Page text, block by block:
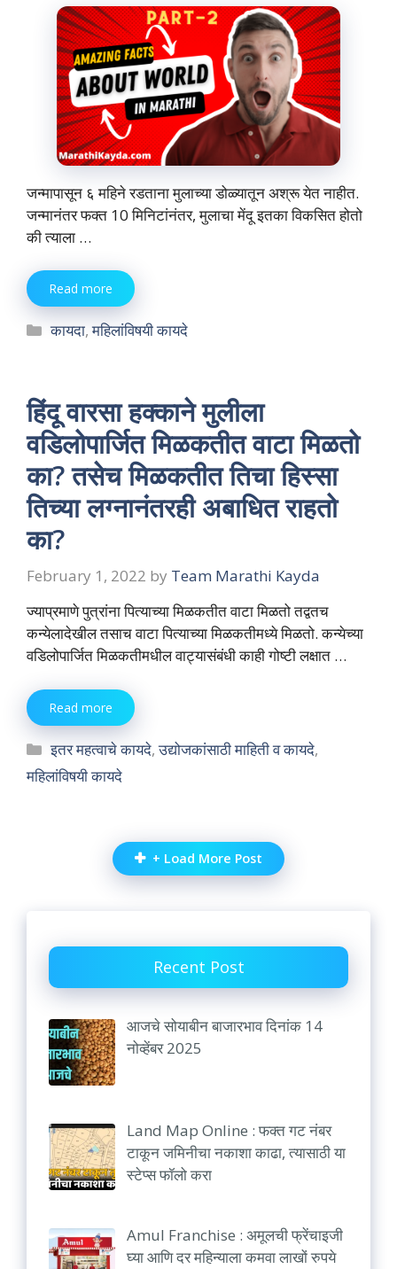
जन्मापासून ६ महिने रडताना मुलाच्या डोळ्यातून अश्रू येत नाहीत.
जन्मानंतर फक्त 10 मिनिटांनंतर, मुलाचा मेंदू इतका विकसित होतो
की त्याला …
Read more
Categories
कायदा,महिलांविषयी कायदे
हिंदू वारसा हक्काने मुलीला
वडिलोपार्जित मिळकतीत वाटा मिळतो
का? तसेच मिळकतीत तिचा हिस्सा
तिच्या लग्नानंतरही अबाधित राहतो
का?
February 1, 2022 by Team Marathi Kayda
ज्याप्रमाणे पुत्रांना पित्याच्या मिळकतीत वाटा मिळतो तद्वतच
कन्येलादेखील तसाच वाटा पित्याच्या मिळकतीमध्ये मिळतो. कन्येच्या
वडिलोपार्जित मिळकतीमधील वाट्यासंबंधी काही गोष्टी लक्षात …
Read more
Categories
इतर महत्वाचे कायदे,उद्योजकांसाठी माहिती व कायदे,
महिलांविषयी कायदे
+ Load More Post
Recent Post
आजचे सोयाबीन बाजारभाव दिनांक 14
नोव्हेंबर 2025
Land Map Online : फक्त गट नंबर
टाकून जमिनीचा नकाशा काढा, त्यासाठी या
स्टेप्स फॉलो करा
Amul Franchise : अमूलची फ्रेंचाइजी
घ्या आणि दर महिन्याला कमवा लाखों रुपये